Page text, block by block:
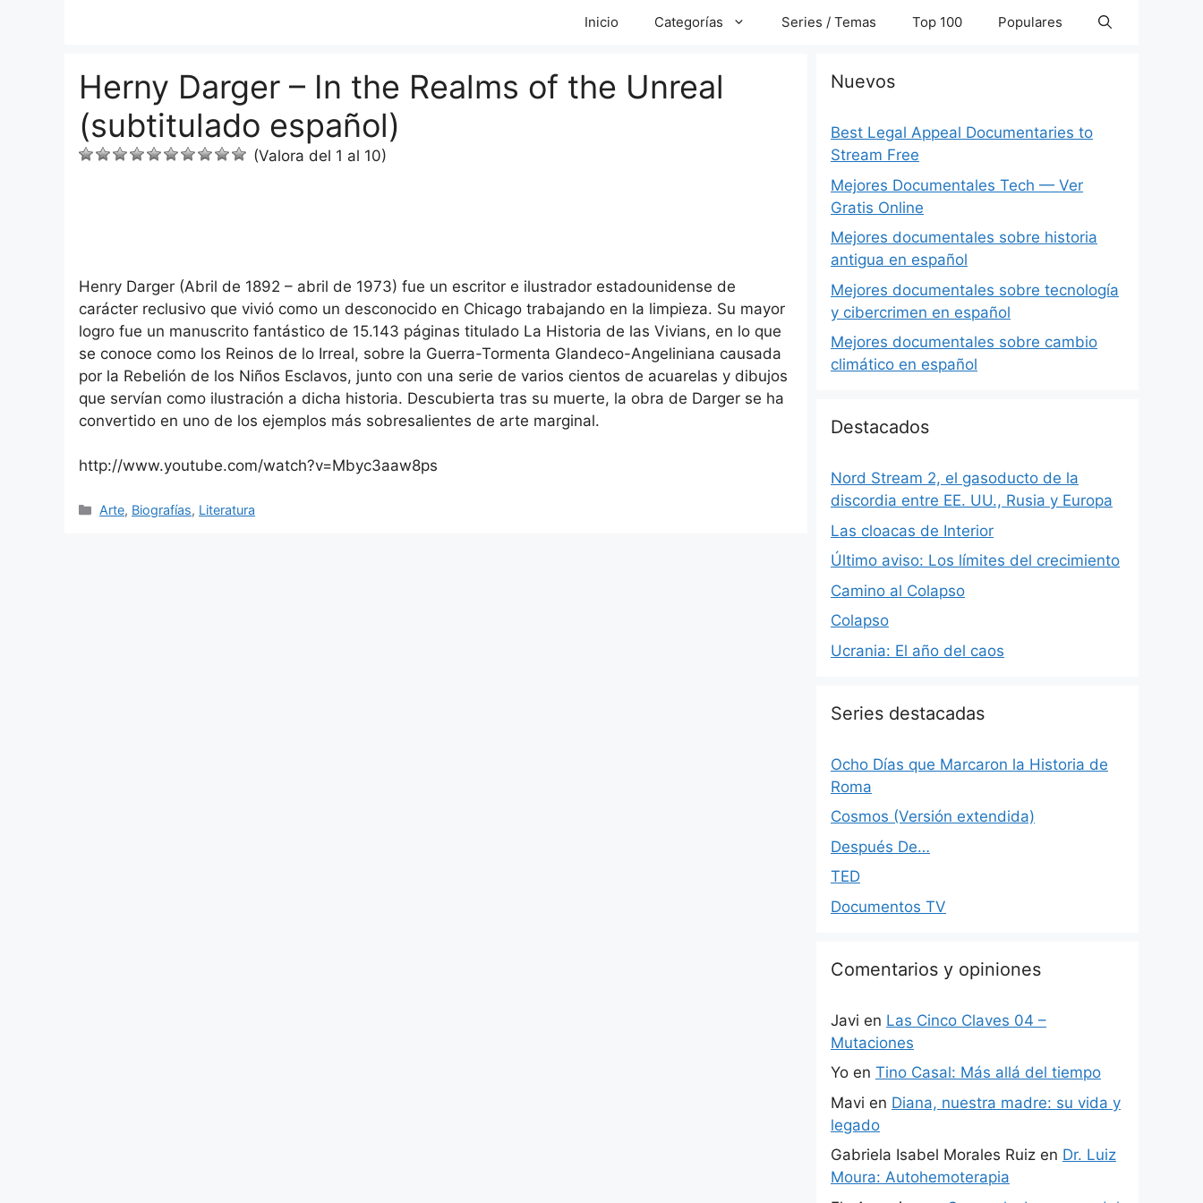
Inicio Categorías Series / Temas Top 100 Populares
Herny Darger – In the Realms of the Unreal
(subtitulado español)
(Valora del 1 al 10)
Henry Darger (Abril de 1892 – abril de 1973) fue un escritor e ilustrador estadounidense de
carácter reclusivo que vivió como un desconocido en Chicago trabajando en la limpieza. Su mayor
logro fue un manuscrito fantástico de 15.143 páginas titulado La Historia de las Vivians, en lo que
se conoce como los Reinos de lo Irreal, sobre la Guerra-Tormenta Glandeco-Angeliniana causada
por la Rebelión de los Niños Esclavos, junto con una serie de varios cientos de acuarelas y dibujos
que servían como ilustración a dicha historia. Descubierta tras su muerte, la obra de Darger se ha
convertido en uno de los ejemplos más sobresalientes de arte marginal.
http://www.youtube.com/watch?v=Mbyc3aaw8ps
Categorías
Arte, Biografías, Literatura
Nuevos
Best Legal Appeal Documentaries to
Stream Free
Mejores Documentales Tech — Ver
Gratis Online
Mejores documentales sobre historia
antigua en español
Mejores documentales sobre tecnología
y cibercrimen en español
Mejores documentales sobre cambio
climático en español
Destacados
Nord Stream 2, el gasoducto de la
discordia entre EE. UU., Rusia y Europa
Las cloacas de Interior
Último aviso: Los límites del crecimiento
Camino al Colapso
Colapso
Ucrania: El año del caos
Series destacadas
Ocho Días que Marcaron la Historia de
Roma
Cosmos (Versión extendida)
Después De…
TED
Documentos TV
Comentarios y opiniones
Javi en Las Cinco Claves 04 –
Mutaciones
Yo en Tino Casal: Más allá del tiempo
Mavi en Diana, nuestra madre: su vida y
legado
Gabriela Isabel Morales Ruiz en Dr. Luiz
Moura: Autohemoterapia